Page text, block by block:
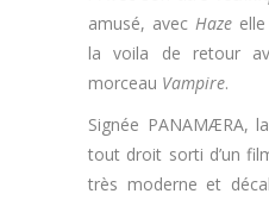
amusé, avec Haze
la voila de retour
morceau Vampire.
Signée PANAMÆRA,
tout droit sorti d’un
très moderne et